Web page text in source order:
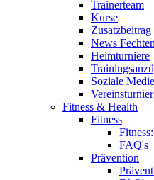
Trainerteam
Kurse
Zusatzbeitrag
News Fechten
Heimturniere
Soziale
Vereinsturnier
Fitness & Health
Fitness
FAQ's
Prävention